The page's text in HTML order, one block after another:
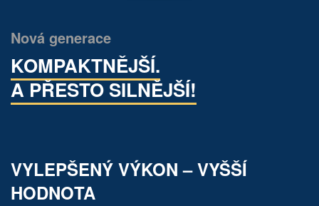
Nová generace
KOMPAKTNĚJŠÍ.
A PŘESTO SILNĚJŠÍ!
VYLEPŠENÝ VÝKON – VYŠŠÍ
HODNOTA